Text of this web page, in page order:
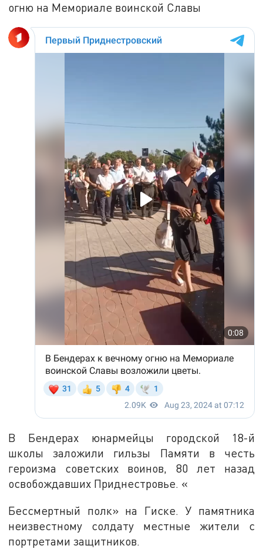
огню на Мемориале воинской Славы
В Бендерах юнармейцы городской 18-й
школы заложили гильзы Памяти в честь
героизма советских воинов, 80 лет назад
освобождавших Приднестровье. «
Бессмертный полк» на Гиске. У памятника
неизвестному солдату местные жители с
портретами защитников.